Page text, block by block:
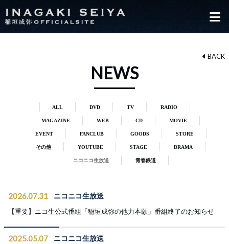
NEWS
BACK
ALL DVD TV RADIO
MAGAZINE WEB CD MOVIE
EVENT FANCLUB GOODS STORE
その他 YOUTUBE STAGE DRAMA
ニコニコ生放送 青春鉄道
2026.07.31 ニコニコ生放送
【重要】ニコ生公式番組「稲垣成弥の他力本願」番組終了のお知らせ
2025.05.07 ニコニコ生放送